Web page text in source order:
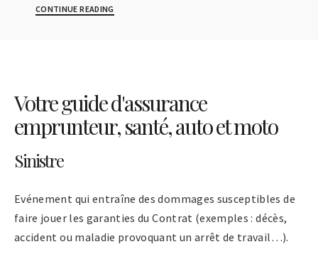
CONTINUE READING
Votre guide d'assurance
emprunteur, santé, auto et moto
Sinistre
Evénement qui entraîne des dommages susceptibles de
faire jouer les garanties du Contrat (exemples : décès,
accident ou maladie provoquant un arrêt de travail…).